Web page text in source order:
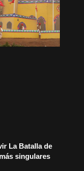
La Batalla de
singulares